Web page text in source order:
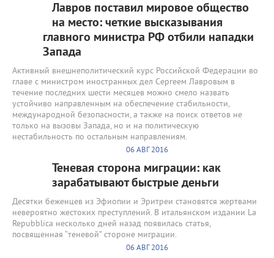
Лавров поставил мировое общество
на место: четкие высказывания
главного министра РФ отбили нападки
Запада
Активный внешнеполитический курс Российской Федерации во
главе с министром иностранных дел Сергеем Лавровым в
течение последних шести месяцев можно смело назвать
устойчиво направленным на обеспечение стабильности,
международной безопасности, а также на поиск ответов не
только на вызовы Запада, но и на политическую
нестабильность по остальным направлениям.
06 АВГ 2016
Теневая сторона миграции: как
зарабатывают быстрые деньги
Десятки беженцев из Эфиопии и Эритреи становятся жертвами
невероятно жестоких преступлений. В итальянском издании La
Repubblica несколько дней назад появилась статья,
посвященная “теневой” стороне миграции.
06 АВГ 2016